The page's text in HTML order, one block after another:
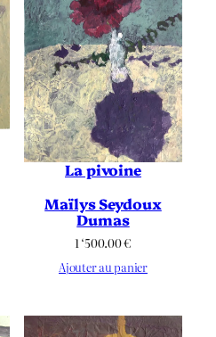
La pivoine
Maïlys Seydoux
Dumas
1 ‘500.00€
Ajouter au panier